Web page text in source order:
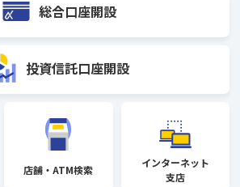
総合口座開設
投資信託口座開設
店舗・ATM検索
インターネット
支店